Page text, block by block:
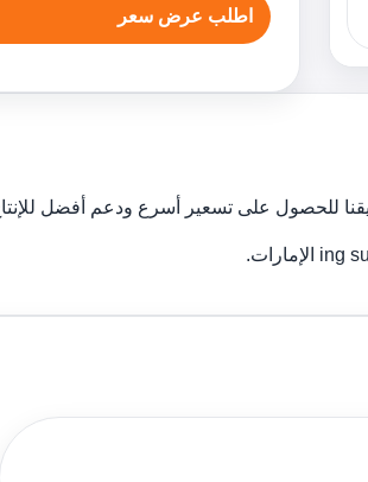
اطلب عرض سعر